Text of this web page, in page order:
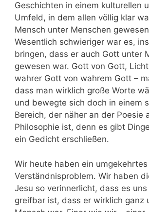
Geschichten in einem kulturellen
Umfeld, in dem allen völlig klar
Mensch unter Menschen
Wesentlich schwieriger war es,
bringen, dass er auch Gott unter
gewesen war. Gott von Gott,
wahrer Gott von wahrem Gott –
dass man wirklich große Worte
und bewegte sich doch in einem
Bereich, der näher an der Poesie
Philosophie ist, denn es gibt
ein Gedicht erschließen.
Wir heute haben ein umgekehrtes
Verständnisproblem. Wir haben
Jesu so verinnerlicht, dass es
greifbar ist, dass er wirklich ganz